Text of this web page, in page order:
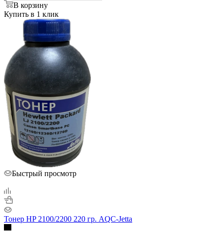
В корзину
Купить в 1 клик
Быстрый просмотр
Тонер HP 2100/2200 220 гр. AQC-Jetta